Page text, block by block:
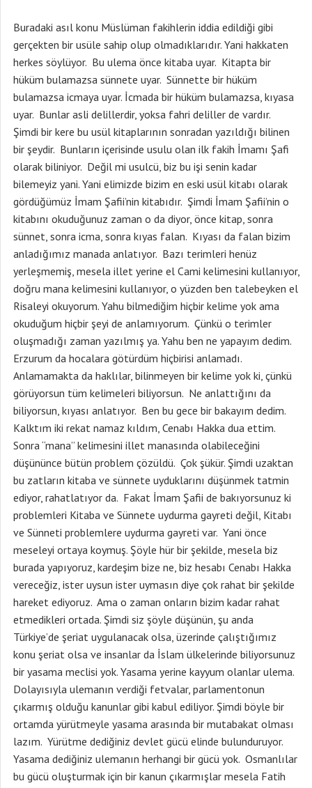
Buradaki asıl konu Müslüman fakihlerin iddia edildiği gibi
gerçekten bir usüle sahip olup olmadıklarıdır. Yani hakkaten
herkes söylüyor. Bu ulema önce kitaba uyar. Kitapta bir
hüküm bulamazsa sünnete uyar. Sünnette bir hüküm
bulamazsa icmaya uyar. İcmada bir hüküm bulamazsa, kıyasa
uyar. Bunlar asli delillerdir, yoksa fahri deliller de vardır.
Şimdi bir kere bu usül kitaplarının sonradan yazıldığı bilinen
bir şeydir. Bunların içerisinde usulu olan ilk fakih İmamı Şafi
olarak biliniyor. Değil mi usulcü, biz bu işi senin kadar
bilemeyiz yani. Yani elimizde bizim en eski usül kitabı olarak
gördüğümüz İmam Şafii’nin kitabıdır. Şimdi İmam Şafii’nin o
kitabını okuduğunuz zaman o da diyor, önce kitap, sonra
sünnet, sonra icma, sonra kıyas falan. Kıyası da falan bizim
anladığımız manada anlatıyor. Bazı terimleri henüz
yerleşmemiş, mesela illet yerine el Cami kelimesini kullanıyor,
doğru mana kelimesini kullanıyor, o yüzden ben talebeyken el
Risaleyi okuyorum. Yahu bilmediğim hiçbir kelime yok ama
okuduğum hiçbir şeyi de anlamıyorum. Çünkü o terimler
oluşmadığı zaman yazılmış ya. Yahu ben ne yapayım dedim.
Erzurum da hocalara götürdüm hiçbirisi anlamadı.
Anlamamakta da haklılar, bilinmeyen bir kelime yok ki, çünkü
görüyorsun tüm kelimeleri biliyorsun. Ne anlattığını da
biliyorsun, kıyası anlatıyor. Ben bu gece bir bakayım dedim.
Kalktım iki rekat namaz kıldım, Cenabı Hakka dua ettim.
Sonra “mana” kelimesini illet manasında olabileceğini
düşününce bütün problem çözüldü. Çok şükür. Şimdi uzaktan
bu zatların kitaba ve sünnete uyduklarını düşünmek tatmin
ediyor, rahatlatıyor da. Fakat İmam Şafii de bakıyorsunuz ki
problemleri Kitaba ve Sünnete uydurma gayreti değil, Kitabı
ve Sünneti problemlere uydurma gayreti var. Yani önce
meseleyi ortaya koymuş. Şöyle hür bir şekilde, mesela biz
burada yapıyoruz, kardeşim bize ne, biz hesabı Cenabı Hakka
vereceğiz, ister uysun ister uymasın diye çok rahat bir şekilde
hareket ediyoruz. Ama o zaman onların bizim kadar rahat
etmedikleri ortada. Şimdi siz şöyle düşünün, şu anda
Türkiye’de şeriat uygulanacak olsa, üzerinde çalıştığımız
konu şeriat olsa ve insanlar da İslam ülkelerinde biliyorsunuz
bir yasama meclisi yok. Yasama yerine kayyum olanlar ulema.
Dolayısıyla ulemanın verdiği fetvalar, parlamentonun
çıkarmış olduğu kanunlar gibi kabul ediliyor. Şimdi böyle bir
ortamda yürütmeyle yasama arasında bir mutabakat olması
lazım. Yürütme dediğiniz devlet gücü elinde bulunduruyor.
Yasama dediğiniz ulemanın herhangi bir gücü yok. Osmanlılar
bu gücü oluşturmak için bir kanun çıkarmışlar mesela Fatih